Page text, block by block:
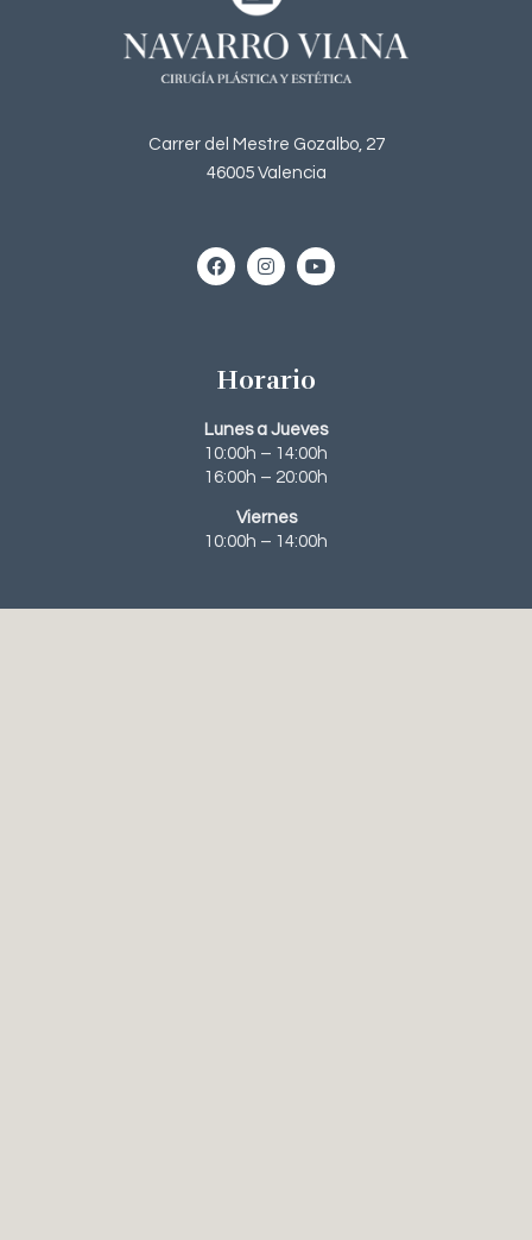
Carrer del Mestre Gozalbo, 27
46005 Valencia
Horario
Lunes a Jueves
10:00h – 14:00h
16:00h – 20:00h
Viernes
10:00h – 14:00h